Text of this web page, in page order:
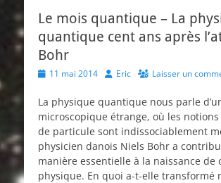
Le mois quantique – La
quantique cent ans après
Bohr
Posted11 mai 2014 Author
Eric Laisser un
La physique quantique nous parle
microscopique étrange, où les notions
de particule sont indissociablement
physicien danois Niels Bohr a
manière essentielle à la naissance de
physique. En quoi a-t-elle transformé